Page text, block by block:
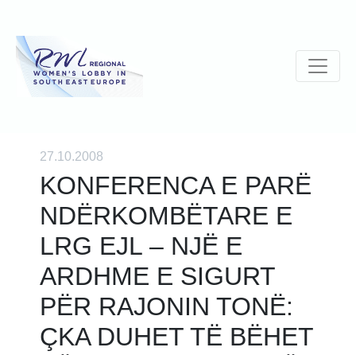
27.10.2008
KONFERENCA E PARË
NDËRKOMBËTARE E
LRG EJL – NJË E
ARDHME E SIGURT
PËR RAJONIN TONË:
ÇKA DUHET TË BËHET